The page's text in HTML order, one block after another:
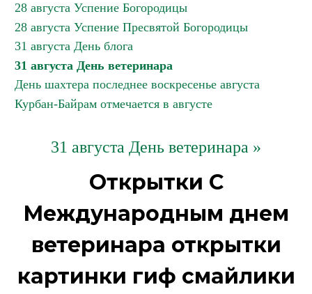
28 августа Успение Богородицы
28 августа Успение Пресвятой Богородицы
31 августа День блога
31 августа День ветеринара
День шахтера последнее воскресенье августа
Курбан-Байрам отмечается в августе
31 августа День ветеринара »
Открытки С
Международным днем
ветеринара открытки
картинки гиф смайлики